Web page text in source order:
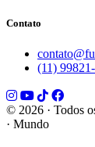
Contato
(11)
© 2026 · Todos
· Mundo